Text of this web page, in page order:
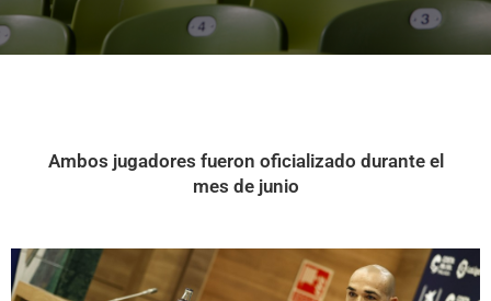
Ambos jugadores fueron oficializado durante el
mes de junio